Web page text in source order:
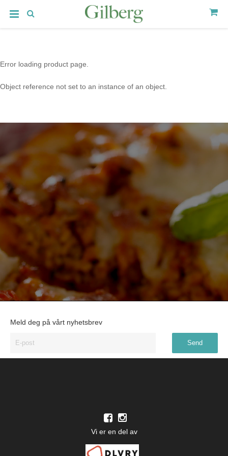
Error loading product page.
Object reference not set to an instance of an object.
Meld deg på vårt nyhetsbrev
Vi er en del av